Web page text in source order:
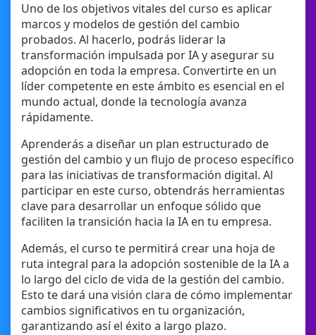
Uno de los objetivos vitales del curso es aplicar
marcos y modelos de gestión del cambio
probados. Al hacerlo, podrás liderar la
transformación impulsada por IA y asegurar su
adopción en toda la empresa. Convertirte en un
líder competente en este ámbito es esencial en el
mundo actual, donde la tecnología avanza
rápidamente.
Aprenderás a diseñar un plan estructurado de
gestión del cambio y un flujo de proceso específico
para las iniciativas de transformación digital. Al
participar en este curso, obtendrás herramientas
clave para desarrollar un enfoque sólido que
faciliten la transición hacia la IA en tu empresa.
Además, el curso te permitirá crear una hoja de
ruta integral para la adopción sostenible de la IA a
lo largo del ciclo de vida de la gestión del cambio.
Esto te dará una visión clara de cómo implementar
cambios significativos en tu organización,
garantizando así el éxito a largo plazo.